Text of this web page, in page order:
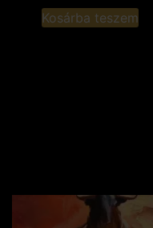
Kosárba teszem